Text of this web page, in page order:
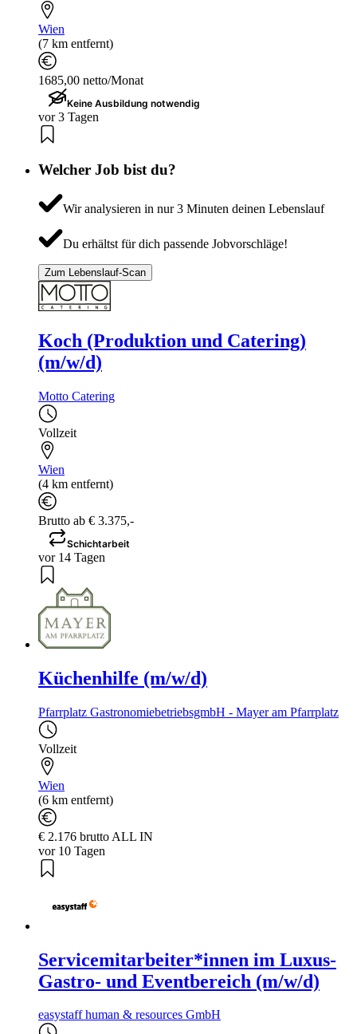
Wien
(7 km entfernt)
1685,00 netto/Monat
Keine Ausbildung notwendig
vor 3 Tagen
Welcher Job bist du?
Wir analysieren in nur 3 Minuten deinen Lebenslauf
Du erhältst für dich passende Jobvorschläge!
Zum Lebenslauf-Scan
Koch (Produktion und Catering)
(m/w/d)
Motto Catering
Vollzeit
Wien
(4 km entfernt)
Brutto ab € 3.375,-
Schichtarbeit
vor 14 Tagen
Küchenhilfe (m/w/d)
Pfarrplatz GastronomiebetriebsgmbH - Mayer am Pfarrplatz
Vollzeit
Wien
(6 km entfernt)
€ 2.176 brutto ALL IN
vor 10 Tagen
Servicemitarbeiter*innen im Luxus-
Gastro- und Eventbereich (m/w/d)
easystaff human & resources GmbH